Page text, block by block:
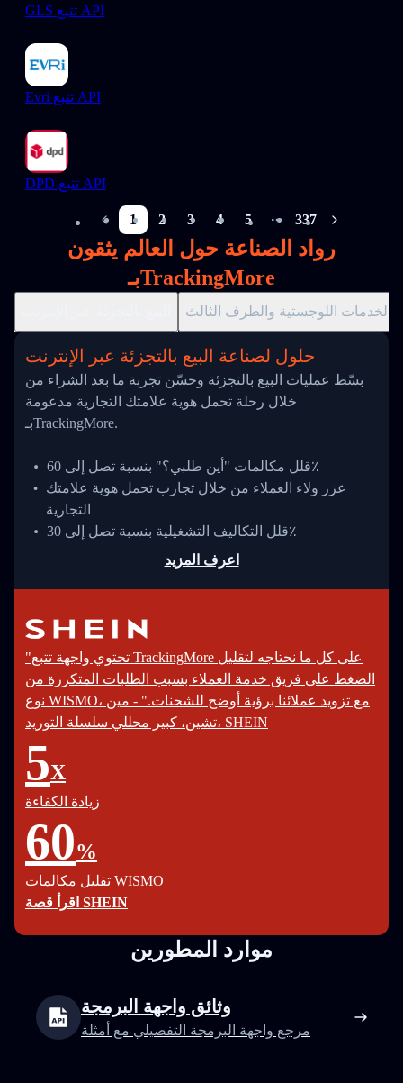
GLS تتبع API
Evri تتبع API
DPD تتبع API
1 2 3 4 5
More pages
337
رواد الصناعة حول العالم يثقون
بـTrackingMore
الخدمات اللوجستية والطرف الثالث
حلول لصناعة البيع بالتجزئة عبر الإنترنت
بسّط عمليات البيع بالتجزئة وحسّن تجربة ما بعد الشراء من
خلال رحلة تحمل هوية علامتك التجارية مدعومة
بـTrackingMore.
قلل مكالمات "أين طلبي؟" بنسبة تصل إلى 60٪
عزز ولاء العملاء من خلال تجارب تحمل هوية علامتك
التجارية
قلل التكاليف التشغيلية بنسبة تصل إلى 30٪
اعرف المزيد
"تحتوي واجهة تتبع TrackingMore على كل ما نحتاجه لتقليل
الضغط على فريق خدمة العملاء بسبب الطلبات المتكررة من
نوع WISMO، مع تزويد عملائنا برؤية أوضح للشحنات." - مين
تشين، كبير محللي سلسلة التوريد، SHEIN
5X
زيادة الكفاءة
60%
تقليل مكالمات WISMO
اقرأ قصة SHEIN
موارد المطورين
وثائق واجهة البرمجة
مرجع واجهة البرمجة التفصيلي مع أمثلة